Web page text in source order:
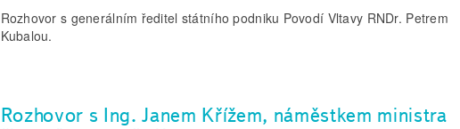
Rozhovor s generálním ředitel státního podniku Povodí Vltavy RNDr. Petrem
Kubalou.
Rozhovor s Ing. Janem Křížem, náměstkem ministra